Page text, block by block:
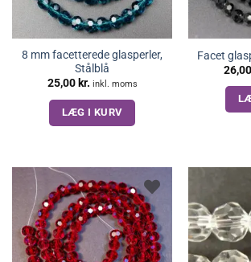
8 mm facetterede glasperler,
Stålblå
25,00 kr. inkl. moms
LÆG I KURV
Facet
26,00